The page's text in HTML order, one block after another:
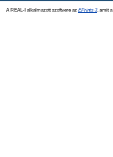
A REAL-I alkalmazott szoftvere az EPrints 3, amit a